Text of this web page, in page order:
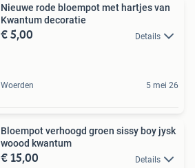
Nieuwe rode bloempot met hartjes van
Kwantum decoratie
€ 5,00 Details
Woerden 5 mei 26
Bloempot verhoogd groen sissy boy jysk
woood kwantum
€ 15,00 Details